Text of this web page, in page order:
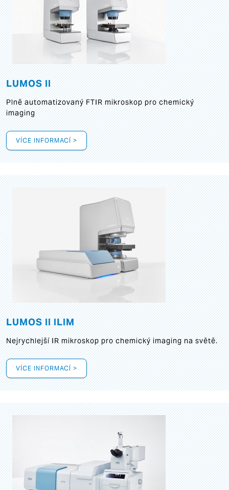
LUMOS II
Plně automatizovaný FTIR mikroskop pro chemický
imaging
VÍCE INFORMACÍ >
LUMOS II ILIM
Nejrychlejší IR mikroskop pro chemický imaging na světě.
VÍCE INFORMACÍ >